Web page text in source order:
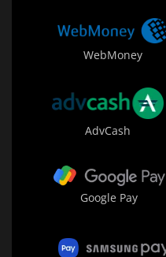
WebMoney
AdvCash
Google Pay